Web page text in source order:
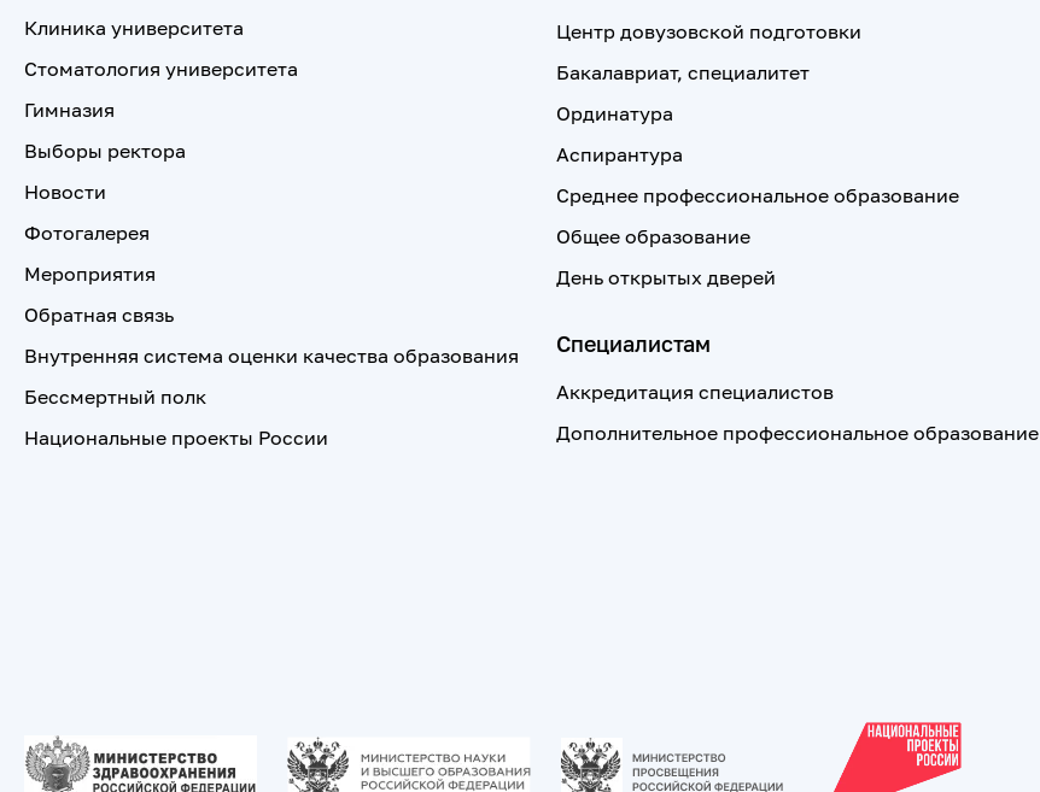
Клиника университета
Стоматология университета
Гимназия
Выборы ректора
Новости
Фотогалерея
Мероприятия
Обратная связь
Внутренняя система оценки качества образования
Бессмертный полк
Национальные проекты России
Центр довузовской подготовки
Бакалавриат, специалитет
Ординатура
Аспирантура
Среднее профессиональное образование
Общее образование
День открытых дверей
Специалистам
Аккредитация специалистов
Дополнительное профессиональное образование